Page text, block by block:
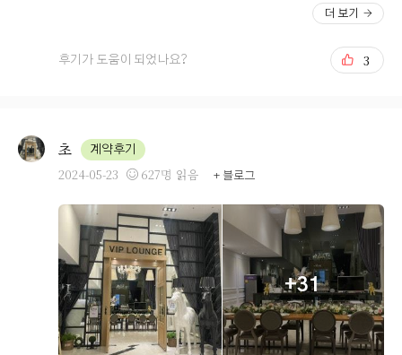
그리고 뷔페 이런것들을 다 보았을 때 베니르와 다른 한 곳
만족스러운 제시를 해주셨기에 여기서 하게 됐습니다. 여
다는 점에서 더 베니르에서 하는 것이 맞다는 생각이 들었
고, 저와 예랑이의 마음을 한번에 저격했다는 점에서 계약
기를 보니 맛있다는 후기가 많아 더 기대가 되는 곳입니다.
혹시나 웨딩홀이 고민이신 분들은 더 베니르도 너무너무
추천드리고 싶습니다! 밝은홀과 단독홀이면서 70분의 우리
들만의 시간, 주차 5곳, 합리적인 가격, 하객들을 위한 배려
가 많은 곳으로 강력하게 추천드립니다.
더 보기
후기가 도움이 되었나요? 3
초 계약후기
2024-05-23 627명 읽음 + 블로그
+31